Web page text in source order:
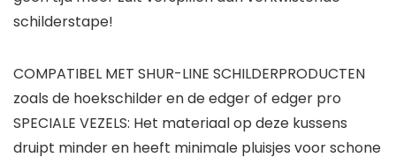
schilderstape!
COMPATIBEL MET SHUR-LINE SCHILDERPRODUCTEN
zoals de hoekschilder en de edger of edger pro
SPECIALE VEZELS: Het materiaal op deze kussens
druipt minder en heeft minimale pluisjes voor schone